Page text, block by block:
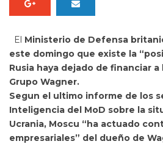
El Ministerio de Defensa
este domingo que existe la
Rusia haya dejado de financiar
Grupo Wagner.
Segun el ultimo informe de los
Inteligencia del MoD sobre la
Ucrania, Moscu “ha actuado
empresariales” del dueño de